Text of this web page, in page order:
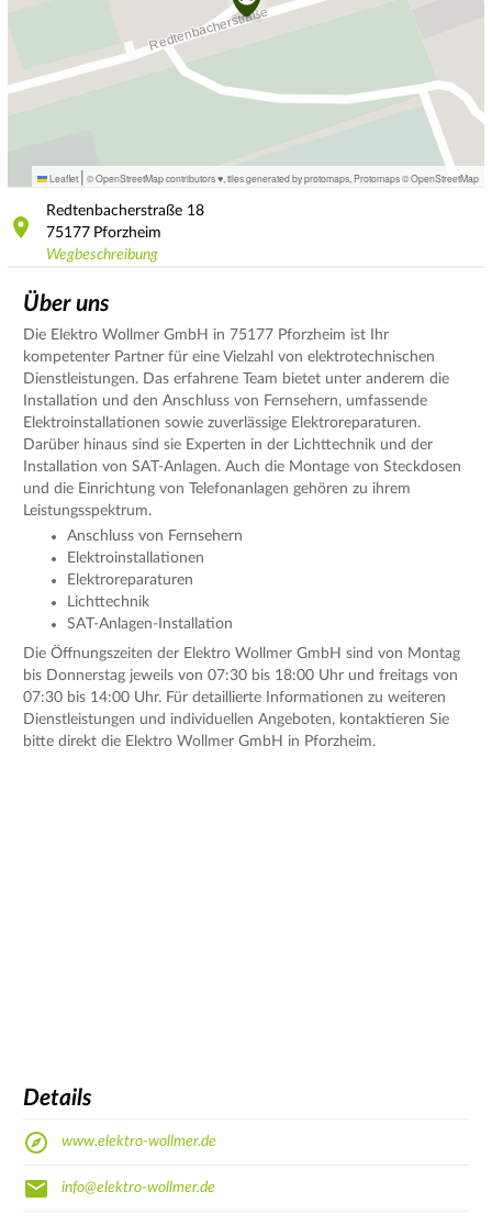
Leaflet | © OpenStreetMap contributors ♥, tiles generated by protomaps Protomaps©OpenStreetMap
Redtenbacherstraße 18
75177 Pforzheim
Wegbeschreibung
Über uns
Die Elektro Wollmer GmbH in 75177 Pforzheim ist Ihr
kompetenter Partner für eine Vielzahl von elektrotechnischen
Dienstleistungen. Das erfahrene Team bietet unter anderem die
Installation und den Anschluss von Fernsehern, umfassende
Elektroinstallationen sowie zuverlässige Elektroreparaturen.
Darüber hinaus sind sie Experten in der Lichttechnik und der
Installation von SAT-Anlagen. Auch die Montage von Steckdosen
und die Einrichtung von Telefonanlagen gehören zu ihrem
Leistungsspektrum.
Anschluss von Fernsehern
Elektroinstallationen
Elektroreparaturen
Lichttechnik
SAT-Anlagen-Installation
Die Öffnungszeiten der Elektro Wollmer GmbH sind von Montag
bis Donnerstag jeweils von 07:30 bis 18:00 Uhr und freitags von
07:30 bis 14:00 Uhr. Für detaillierte Informationen zu weiteren
Dienstleistungen und individuellen Angeboten, kontaktieren Sie
bitte direkt die Elektro Wollmer GmbH in Pforzheim.
Details
www.elektro-wollmer.de
info@elektro-wollmer.de